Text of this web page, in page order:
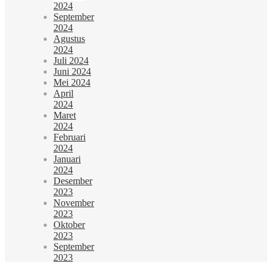
2024
September
2024
Agustus
2024
Juli 2024
Juni 2024
Mei 2024
April
2024
Maret
2024
Februari
2024
Januari
2024
Desember
2023
November
2023
Oktober
2023
September
2023